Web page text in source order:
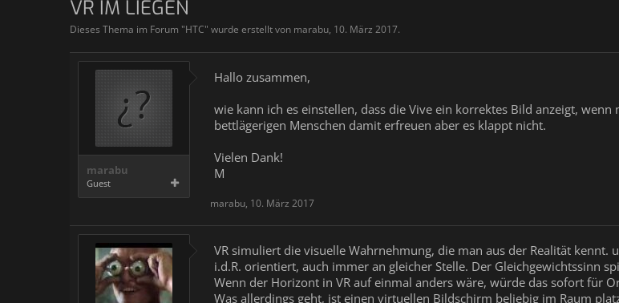
VR IM LIEGEN
Dieses Thema im Forum "HTC" wurde erstellt von marabu, 10. März 2017.
marabu
Guest
Hallo zusammen,
wie kann ich es einstellen, dass die Vive ein korrektes Bild anzeigt,
bettlägerigen Menschen damit erfreuen aber es klappt nicht.
Vielen Dank!
M
marabu, 10. März 2017
VR simuliert die visuelle Wahrnehmung, die man aus der Realität
i.d.R. orientiert, auch immer an gleicher Stelle. Der Gleichgewichtssinn
Wenn der Horizont in VR auf einmal anders wäre, würde das sofort für
Was allerdings geht, ist einen virtuellen Bildschirm beliebig im Raum